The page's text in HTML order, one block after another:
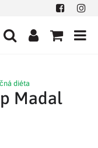
Facebook
diéta
Madal